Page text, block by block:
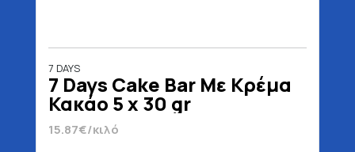
7 DAYS
7 Days Cake Bar Με Κρέμα
Κακάο 5 x 30 gr
15.87€/κιλό